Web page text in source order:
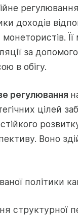
доходів
за
в обігу.
регулювання
цілей
Воно
політики
структурної